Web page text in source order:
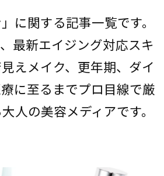
に関する記事一覧です。
最新エイジング対応スキ
えメイク、更年期、ダイ
に至るまでプロ目線で厳
人の美容メディアです。